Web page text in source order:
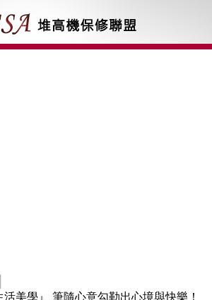
美學』 筆隨心意勾勒出心境與快樂！